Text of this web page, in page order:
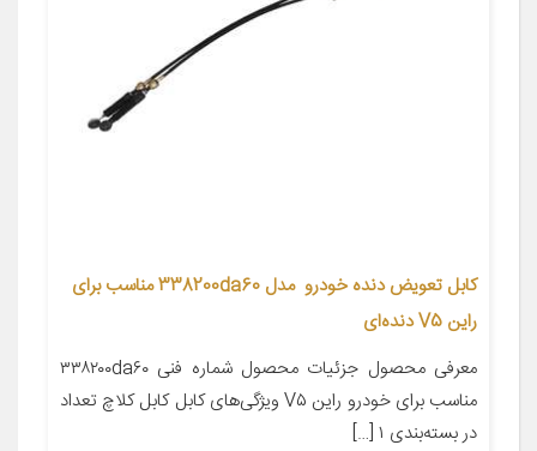
کابل تعویض دنده خودرو مدل 338200da60 مناسب برای
راین V5 دنده‌ای
معرفی محصول جزئیات محصول شماره فنی ۳۳۸۲۰۰da۶۰
مناسب برای خودرو راین V۵ ویژگی‌های کابل کابل کلاچ تعداد
در بسته‌بندی ۱ […]